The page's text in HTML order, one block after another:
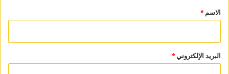
*
الاسم *
البريد الإلكتروني*